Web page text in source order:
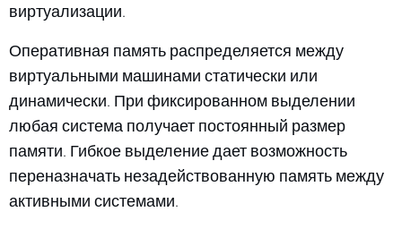
виртуализации.
Оперативная память распределяется между
виртуальными машинами статически или
динамически. При фиксированном выделении
любая система получает постоянный размер
памяти. Гибкое выделение дает возможность
переназначать незадействованную память между
активными системами.